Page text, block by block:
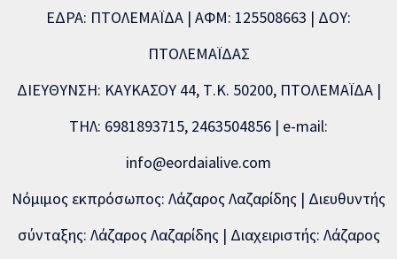
ΕΔΡΑ: ΠΤΟΛΕΜΑΪΔΑ | ΑΦΜ: 125508663 | ΔΟΥ:
ΠΤΟΛΕΜΑΪΔΑΣ
ΔΙΕΥΘΥΝΣΗ: ΚΑΥΚΑΣΟΥ 44, Τ.Κ. 50200, ΠΤΟΛΕΜΑΪΔΑ |
ΤΗΛ: 6981893715, 2463504856 | e-mail:
info@eordaialive.com
Νόμιμος εκπρόσωπος: Λάζαρος Λαζαρίδης | Διευθυντής
σύνταξης: Λάζαρος Λαζαρίδης | Διαχειριστής: Λάζαρος